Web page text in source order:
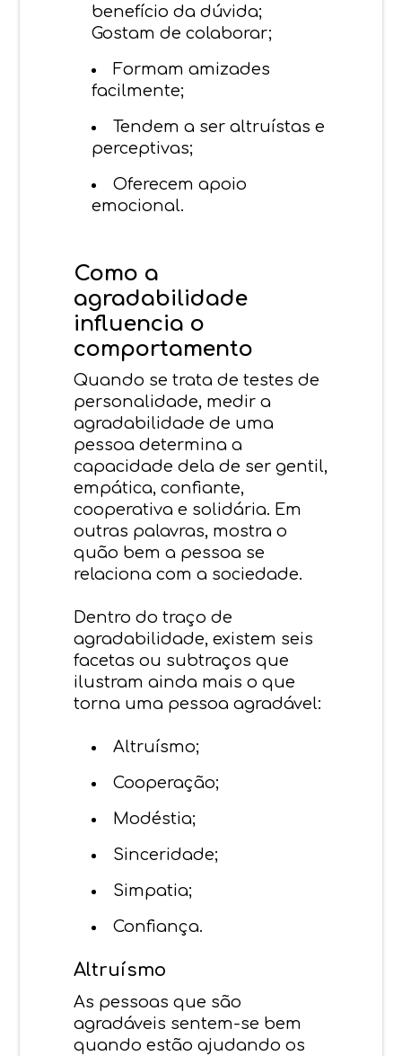
benefício da dúvida;
Gostam de colaborar;
Formam amizades
facilmente;
Tendem a ser altruístas e
perceptivas;
Oferecem apoio
emocional.
Como a
agradabilidade
influencia o
comportamento
Quando se trata de testes de
personalidade, medir a
agradabilidade de uma
pessoa determina a
capacidade dela de ser gentil,
empática, confiante,
cooperativa e solidária. Em
outras palavras, mostra o
quão bem a pessoa se
relaciona com a sociedade.
Dentro do traço de
agradabilidade, existem seis
facetas ou subtraços que
ilustram ainda mais o que
torna uma pessoa agradável:
Altruísmo;
Cooperação;
Modéstia;
Sinceridade;
Simpatia;
Confiança.
Altruísmo
As pessoas que são
agradáveis sentem-se bem
quando estão ajudando os